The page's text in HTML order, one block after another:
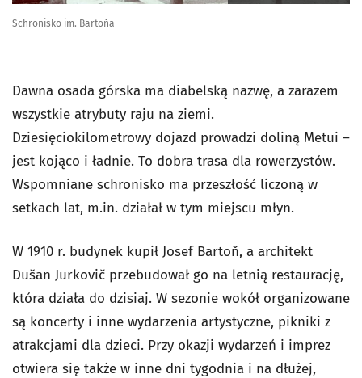
Schronisko im. Bartoňa
Dawna osada górska ma diabelską nazwę, a zarazem
wszystkie atrybuty raju na ziemi.
Dziesięciokilometrowy dojazd prowadzi doliną Metui –
jest kojąco i ładnie. To dobra trasa dla rowerzystów.
Wspomniane schronisko ma przeszłość liczoną w
setkach lat, m.in. działał w tym miejscu młyn.
W 1910 r. budynek kupił Josef Bartoň, a architekt
Dušan Jurkovič przebudował go na letnią restaurację,
która działa do dzisiaj. W sezonie wokół organizowane
są koncerty i inne wydarzenia artystyczne, pikniki z
atrakcjami dla dzieci. Przy okazji wydarzeń i imprez
otwiera się także w inne dni tygodnia i na dłużej,